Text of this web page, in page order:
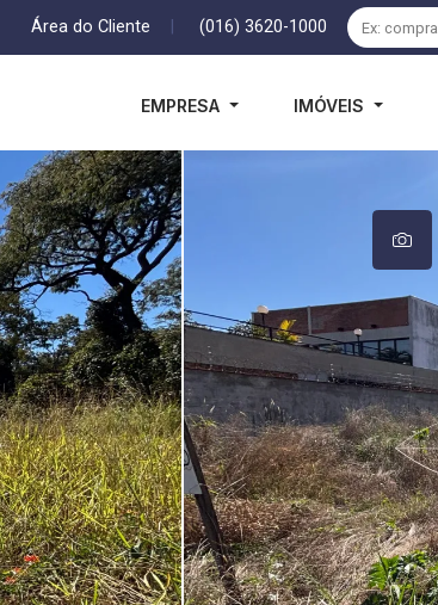
Área do Cliente (016) 3620-1000
EMPRESA IMÓVEIS